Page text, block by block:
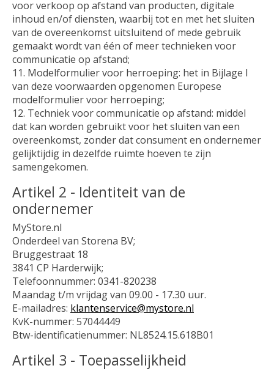
voor verkoop op afstand van producten, digitale
inhoud en/of diensten, waarbij tot en met het sluiten
van de overeenkomst uitsluitend of mede gebruik
gemaakt wordt van één of meer technieken voor
communicatie op afstand;
11. Modelformulier voor herroeping: het in Bijlage I
van deze voorwaarden opgenomen Europese
modelformulier voor herroeping;
12. Techniek voor communicatie op afstand: middel
dat kan worden gebruikt voor het sluiten van een
overeenkomst, zonder dat consument en ondernemer
gelijktijdig in dezelfde ruimte hoeven te zijn
samengekomen.
Artikel 2 - Identiteit van de
ondernemer
MyStore.nl
Onderdeel van Storena BV;
Bruggestraat 18
3841 CP Harderwijk;
Telefoonnummer: 0341-820238
Maandag t/m vrijdag van 09.00 - 17.30 uur.
E-mailadres: klantenservice@mystore.nl
KvK-nummer: 57044449
Btw-identificatienummer: NL8524.15.618B01
Artikel 3 - Toepasselijkheid